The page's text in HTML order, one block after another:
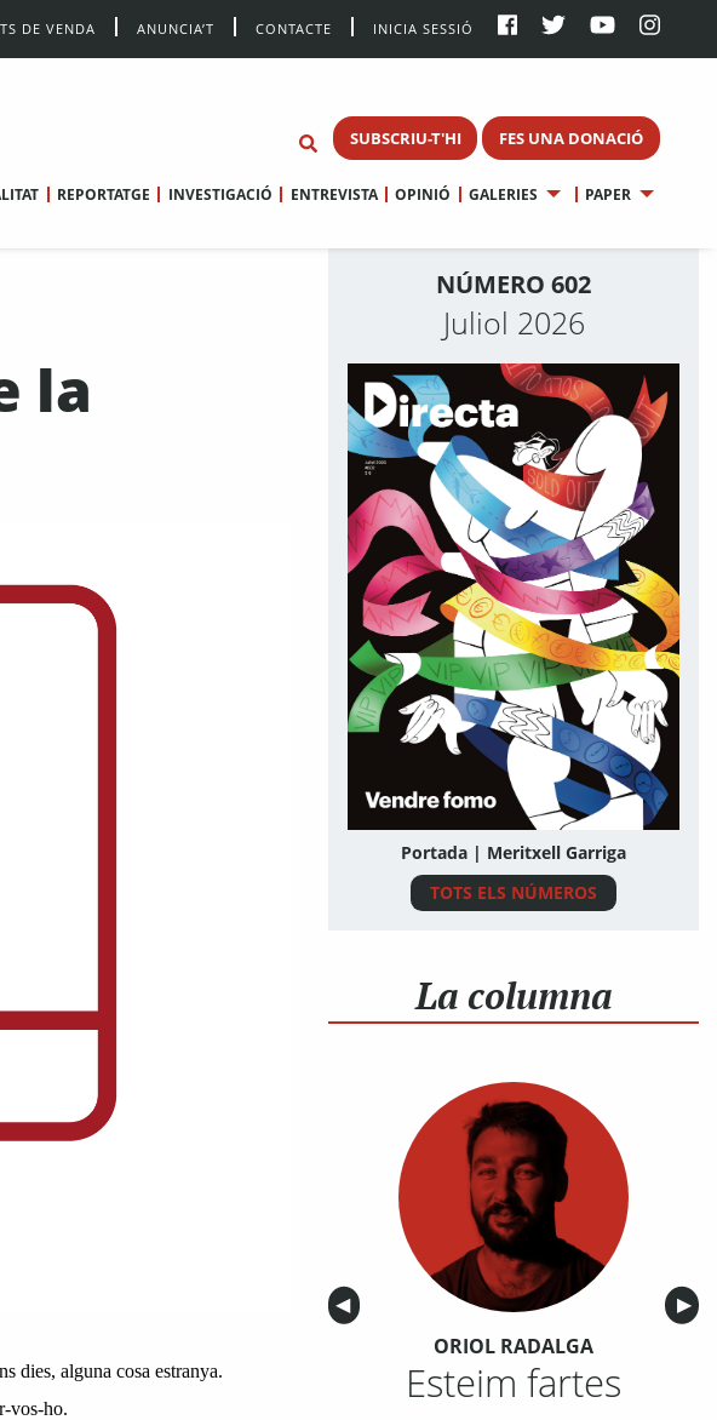
DE VENDA ANUNCIA’T CONTACTE INICIA SESSIÓ
SUBSCRIU-T'HI FES UNA DONACIÓ
REPORTATGE INVESTIGACIÓ ENTREVISTA OPINIÓ GALERIES PAPER
la
dies, alguna cosa estranya.
vos-ho.
NÚMERO 602
Juliol 2026
Portada | Meritxell Garriga
TOTS ELS NÚMEROS
La columna
Anterior
◀︎ ▶︎
ORIOL RADALGA
Esteim fartes